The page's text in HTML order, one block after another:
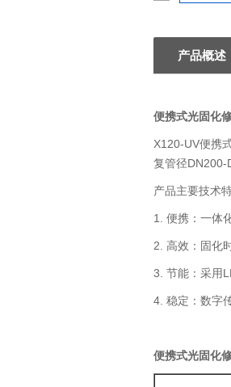
产品概述
便携式光固化
X120-UV便携
复管径DN200-
产品主要技术
1. 便携：一体
2. 高效：固化
3. 节能：采用
4. 稳定：数字
便携式光固化